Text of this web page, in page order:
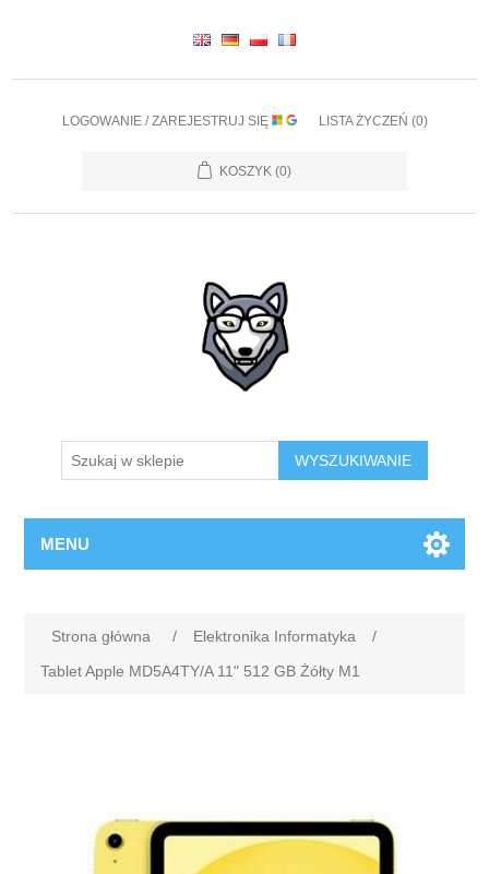
LOGOWANIE / ZAREJESTRUJ SIĘ LISTA ŻYCZEŃ (0)
KOSZYK (0)
WYSZUKIWANIE
MENU
Strona główna / Elektronika Informatyka
/
Tablet Apple MD5A4TY/A 11" 512 GB Żółty M1